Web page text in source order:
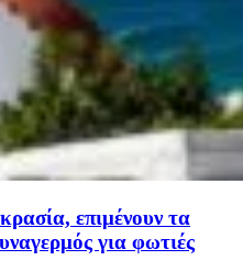
επιμένουν τα
για φωτιές